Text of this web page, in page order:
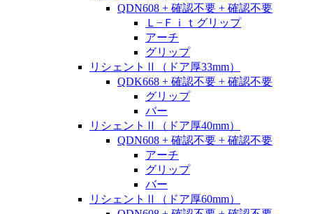
QDN608 + 確認不要 + 確認不要
Ｌ−Ｆｉｔグリップ
アーチ
グリップ
リシェントⅡ（ドア厚33mm）
QDK668 + 確認不要 + 確認不要
グリップ
バー
リシェントⅡ（ドア厚40mm）
QDN608 + 確認不要 + 確認不要
アーチ
グリップ
バー
リシェントⅡ（ドア厚60mm）